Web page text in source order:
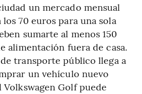
un mercado mensual
70 euros para una sola
sumarte al menos 150
alimentación fuera de casa.
transporte público llega a
un vehículo nuevo
Golf puede